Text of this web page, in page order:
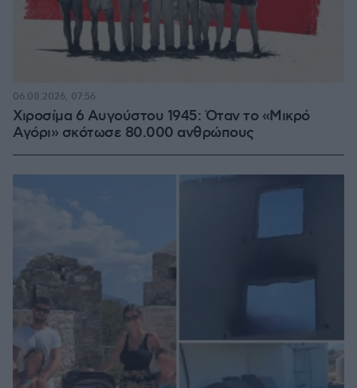
Χιροσίμα 6 Αυγούστου 1945: Όταν το «Μικρό
Αγόρι» σκότωσε 80.000 ανθρώπους
06.08.2026, 07:56